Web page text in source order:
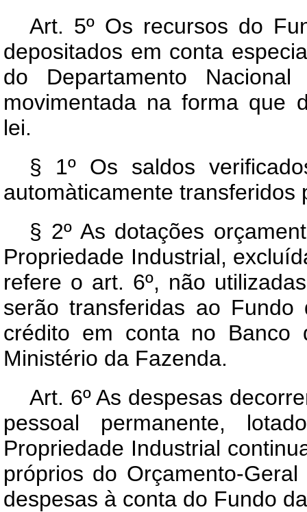
Art. 5º Os recursos do
depositados em conta
do Departamento
movimentada na forma que
lei.
§ 1º Os saldos
automàticamente transferidos
§ 2º As dotações
Propriedade Industrial,
refere o art. 6º, não
serão transferidas ao Fundo
crédito em conta no
Ministério da Fazenda.
Art. 6º As despesas
pessoal permanente,
Propriedade Industrial
próprios do Orçamento-
despesas à conta do Fundo